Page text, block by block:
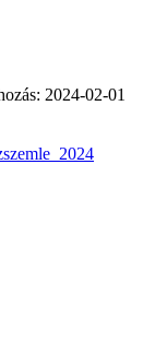
2024-02-01